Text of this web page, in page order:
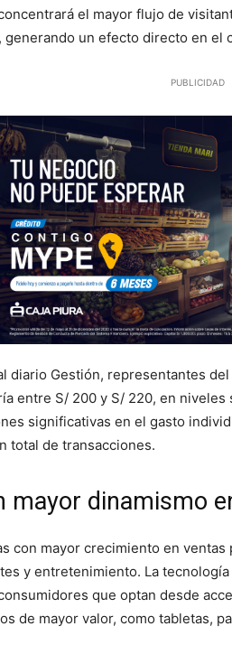
el mayor flujo de
generando un efecto directo en
PUBLICIDAD
diario Gestión, representantes
entre S/ 200 y S/ 220, en
significativas en el gasto
total de transacciones.
mayor dinamismo
con mayor crecimiento en
y entretenimiento. La
que optan desde
de mayor valor, como tabletas,